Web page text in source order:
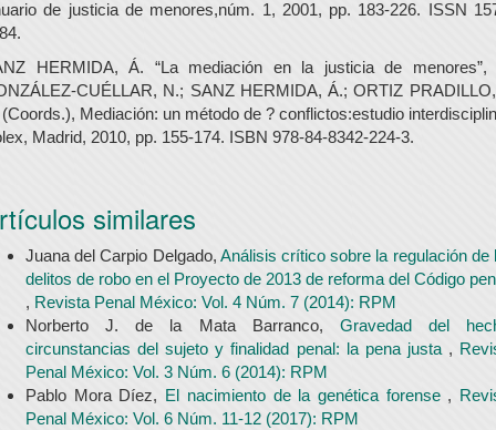
de justicia de menores,núm. 1, 2001, pp. 183-226. ISSN
HERMIDA, Á. “La mediación en la justicia de menores”,
CUÉLLAR, N.; SANZ HERMIDA, Á.; ORTIZ
Mediación: un método de ? conflictos:estudio
Madrid, 2010, pp. 155-174. ISBN 978-84-8342-224-3.
similares
Juana del Carpio Delgado, Análisis crítico sobre la regulación de
delitos de robo en el Proyecto de 2013 de reforma del Código
, Revista Penal México: Vol. 4 Núm. 7 (2014): RPM
Norberto J. de la Mata Barranco, Gravedad del
circunstancias del sujeto y finalidad penal: la pena justa ,
Penal México: Vol. 3 Núm. 6 (2014): RPM
Pablo Mora Díez, El nacimiento de la genética forense ,
Penal México: Vol. 6 Núm. 11-12 (2017): RPM